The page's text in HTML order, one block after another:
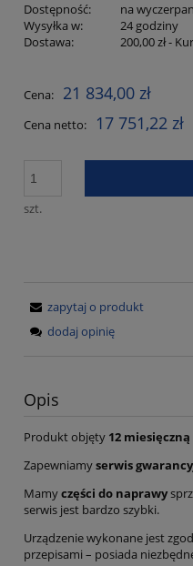
Dostępność:
na
Wysyłka w:
24 godziny
Dostawa:
200,00 zł-
Cena nie zawiera
Cena: 21 834,00 zł
Cena netto: 17 751,22 zł
szt.
zapytaj o produkt
dodaj opinię
Opis
Produkt objęty 12 miesięczną
Zapewniamyserwis
Mamyczęści do naprawy
serwis jest bardzo szybki.
Urządzenie wykonane jest
przepisami – posiada